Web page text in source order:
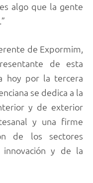
algo que la gente
de Expormim,
de esta
hoy por la tercera
se dedica a la
y de exterior
y una firme
de los sectores
y de la